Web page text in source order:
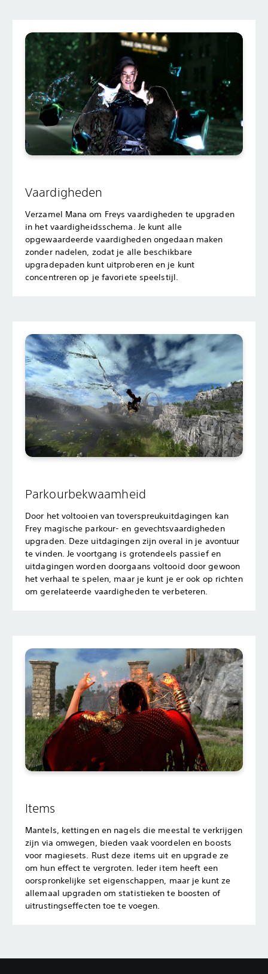
Vaardigheden
Verzamel Mana om Freys vaardigheden te upgraden
in het vaardigheidsschema. Je kunt alle
opgewaardeerde vaardigheden ongedaan maken
zonder nadelen, zodat je alle beschikbare
upgradepaden kunt uitproberen en je kunt
concentreren op je favoriete speelstijl.
Parkourbekwaamheid
Door het voltooien van toverspreukuitdagingen kan
Frey magische parkour- en gevechtsvaardigheden
upgraden. Deze uitdagingen zijn overal in je avontuur
te vinden. Je voortgang is grotendeels passief en
uitdagingen worden doorgaans voltooid door gewoon
het verhaal te spelen, maar je kunt je er ook op richten
om gerelateerde vaardigheden te verbeteren.
Items
Mantels, kettingen en nagels die meestal te verkrijgen
zijn via omwegen, bieden vaak voordelen en boosts
voor magiesets. Rust deze items uit en upgrade ze
om hun effect te vergroten. Ieder item heeft een
oorspronkelijke set eigenschappen, maar je kunt ze
allemaal upgraden om statistieken te boosten of
uitrustingseffecten toe te voegen.